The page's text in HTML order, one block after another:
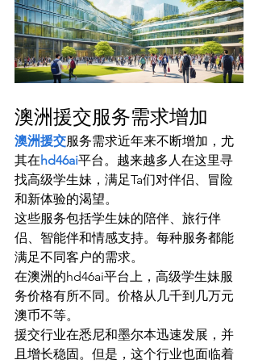
澳洲援交服务需求增加
澳洲援交服务需求近年来不断增加，尤
其在hd46ai平台。越来越多人在这里寻
找高级学生妹，满足Ta们对伴侣、冒险
和新体验的渴望。
这些服务包括学生妹的陪伴、旅行伴
侣、智能伴和情感支持。每种服务都能
满足不同客户的需求。
在澳洲的hd46ai平台上，高级学生妹服
务价格有所不同。价格从几千到几万元
澳币不等。
援交行业在悉尼和墨尔本迅速发展，并
且增长稳固。但是，这个行业也面临着